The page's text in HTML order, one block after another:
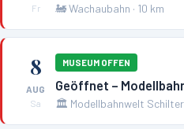
Fr
🚂Wachaubahn · 10 km
8
AUG
Sa
MUSEUM OFFEN
Geöffnet –
🏛️ Modellbahnwelt